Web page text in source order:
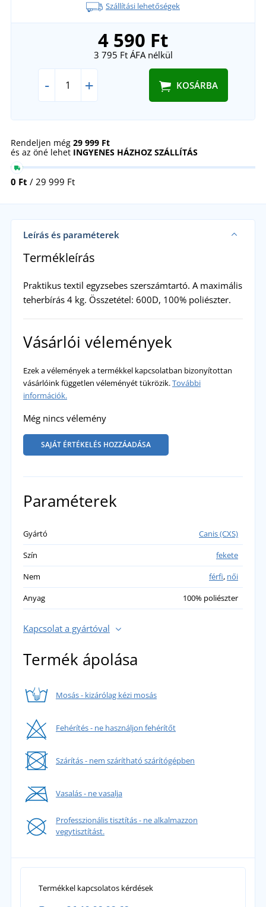
Szállítási lehetőségek
4 590 Ft
3 795 FtÁFA nélkül
- + KOSÁRBA
Rendeljen még 29 999 Ft
és az öné lehet INGYENES HÁZHOZ SZÁLLÍTÁS
0 Ft / 29 999 Ft
Leírás és paraméterek
Termékleírás
Praktikus textil egyzsebes szerszámtartó. A maximális
teherbírás 4 kg. Összetétel: 600D, 100% poliészter.
Vásárlói vélemények
Ezek a vélemények a termékkel kapcsolatban bizonyítottan
vásárlóink független véleményét tükrözik.További
információk.
Még nincs vélemény
SAJÁT ÉRTÉKELÉS HOZZÁADÁSA
Paraméterek
Gyártó
Canis (CXS)
Szín
fekete
Nem
férfi, női
Anyag
100% poliészter
Kapcsolat a gyártóval
Termék ápolása
Mosás - kizárólag kézi mosás
Fehérítés - ne használjon fehérítőt
Szárítás - nem szárítható szárítógépben
Vasalás - ne vasalja
Professzionális tisztítás - ne alkalmazzon
vegytisztítást.
Termékkel kapcsolatos kérdések